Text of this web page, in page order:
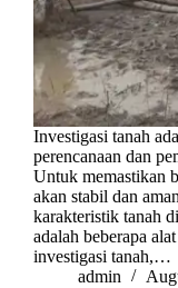
Investigasi tanah
perencanaan dan
Untuk memastikan
akan stabil dan
karakteristik tanah
adalah beberapa
investigasi tanah,…
admin